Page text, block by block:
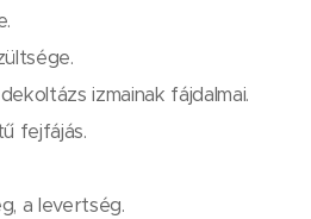
izmainak fájdalmai.
fejfájás.
a levertség.